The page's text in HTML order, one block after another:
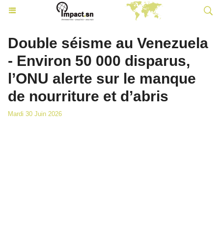
Double séisme au Venezuela
- Environ 50 000 disparus,
l’ONU alerte sur le manque
de nourriture et d’abris
Mardi 30 Juin 2026